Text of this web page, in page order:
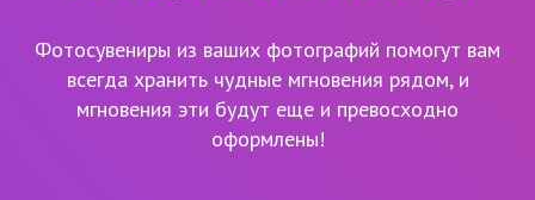
Фотосувениры из ваших фотографий помогут вам
всегда хранить чудные мгновения рядом, и
мгновения эти будут еще и превосходно
оформлены!